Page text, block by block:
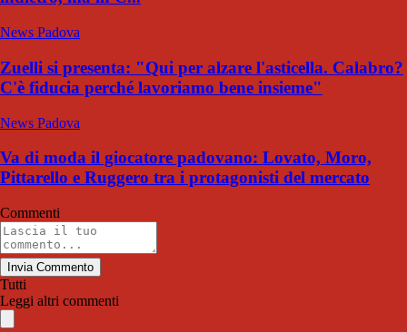
News Padova
Zuelli si presenta: "Qui per alzare l'asticella. Calabro?
C'è fiducia perché lavoriamo bene insieme"
News Padova
Va di moda il giocatore padovano: Lovato, Moro,
Pittarello e Ruggero tra i protagonisti del mercato
Commenti
Invia Commento
Tutti
Leggi altri commenti